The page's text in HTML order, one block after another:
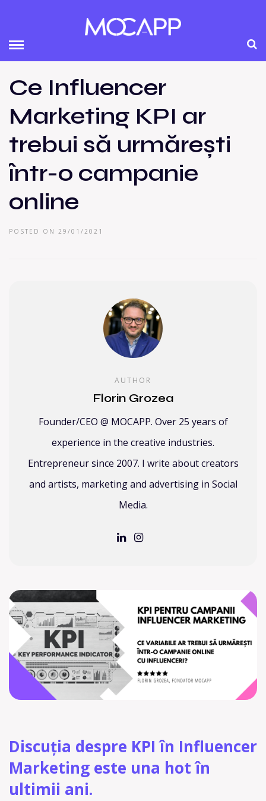
Ce Influencer
Marketing KPI ar
trebui să urmărești
într-o campanie
online
POSTED ON 29/01/2021
AUTHOR
Florin Grozea
Founder/CEO @ MOCAPP. Over 25 years of
experience in the creative industries.
Entrepreneur since 2007. I write about creators
and artists, marketing and advertising in Social
Media.
Discuția despre KPI în Influencer
Marketing este una hot în
ultimii ani.